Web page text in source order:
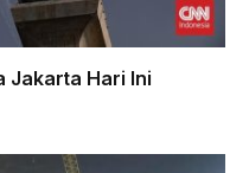
Jakarta Hari Ini